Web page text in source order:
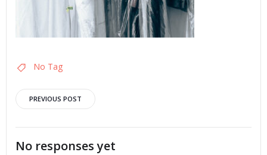
No Tag
Post
navigation
PREVIOUS POST
No responses yet